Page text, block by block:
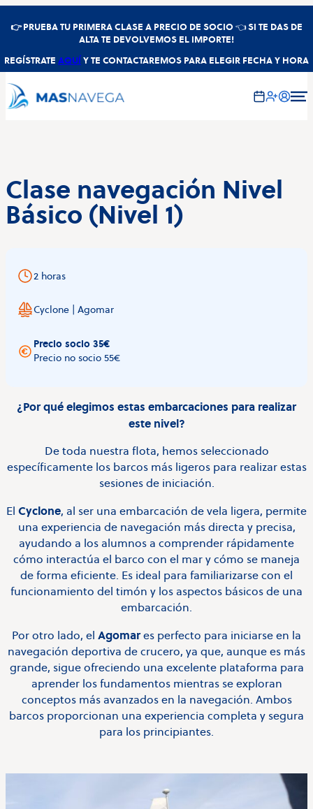
👉PRUEBA TU PRIMERA CLASE A PRECIO DE SOCIO👈SI TE DAS DE
ALTA TE DEVOLVEMOS EL IMPORTE!
REGÍSTRATE AQUÍY TE CONTACTAREMOS PARA ELEGIR FECHA Y HORA
Clase navegación Nivel
Básico (Nivel 1)
2 horas
Cyclone | Agomar
Precio socio 35€
Precio no socio 55€
¿Por qué elegimos estas embarcaciones para realizar
este nivel?
De toda nuestra flota, hemos seleccionado
específicamente los barcos más ligeros para realizar estas
sesiones de iniciación.
El Cyclone, al ser una embarcación de vela ligera, permite
una experiencia de navegación más directa y precisa,
ayudando a los alumnos a comprender rápidamente
cómo interactúa el barco con el mar y cómo se maneja
de forma eficiente. Es ideal para familiarizarse con el
funcionamiento del timón y los aspectos básicos de una
embarcación.
Por otro lado, el Agomares perfecto para iniciarse en la
navegación deportiva de crucero, ya que, aunque es más
grande, sigue ofreciendo una excelente plataforma para
aprender los fundamentos mientras se exploran
conceptos más avanzados en la navegación. Ambos
barcos proporcionan una experiencia completa y segura
para los principiantes.